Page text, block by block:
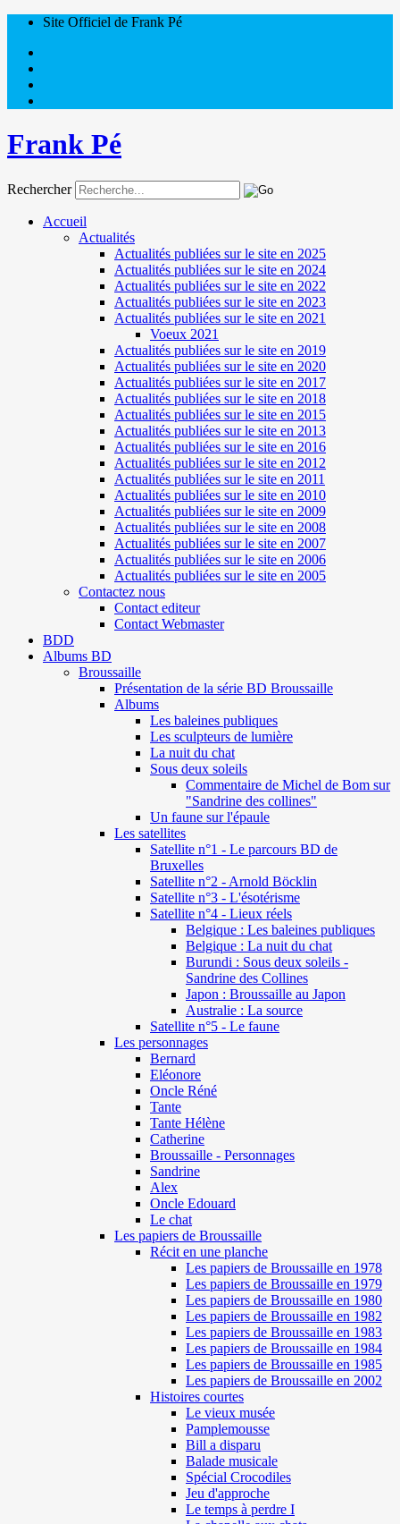
Site Officiel de Frank Pé
Frank Pé
Rechercher
Accueil
Actualités
Actualités publiées sur le site en 2025
Actualités publiées sur le site en 2024
Actualités publiées sur le site en 2022
Actualités publiées sur le site en 2023
Actualités publiées sur le site en 2021
Voeux 2021
Actualités publiées sur le site en 2019
Actualités publiées sur le site en 2020
Actualités publiées sur le site en 2017
Actualités publiées sur le site en 2018
Actualités publiées sur le site en 2015
Actualités publiées sur le site en 2013
Actualités publiées sur le site en 2016
Actualités publiées sur le site en 2012
Actualités publiées sur le site en 2011
Actualités publiées sur le site en 2010
Actualités publiées sur le site en 2009
Actualités publiées sur le site en 2008
Actualités publiées sur le site en 2007
Actualités publiées sur le site en 2006
Actualités publiées sur le site en 2005
Contactez nous
Contact editeur
Contact Webmaster
BDD
Albums BD
Broussaille
Présentation de la série BD Broussaille
Albums
Les baleines publiques
Les sculpteurs de lumière
La nuit du chat
Sous deux soleils
Commentaire de Michel de Bom sur
"Sandrine des collines"
Un faune sur l'épaule
Les satellites
Satellite n°1 - Le parcours BD de
Bruxelles
Satellite n°2 - Arnold Böcklin
Satellite n°3 - L'ésotérisme
Satellite n°4 - Lieux réels
Belgique : Les baleines publiques
Belgique : La nuit du chat
Burundi : Sous deux soleils -
Sandrine des Collines
Japon : Broussaille au Japon
Australie : La source
Satellite n°5 - Le faune
Les personnages
Bernard
Eléonore
Oncle Réné
Tante
Tante Hélène
Catherine
Broussaille - Personnages
Sandrine
Alex
Oncle Edouard
Le chat
Les papiers de Broussaille
Récit en une planche
Les papiers de Broussaille en 1978
Les papiers de Broussaille en 1979
Les papiers de Broussaille en 1980
Les papiers de Broussaille en 1982
Les papiers de Broussaille en 1983
Les papiers de Broussaille en 1984
Les papiers de Broussaille en 1985
Les papiers de Broussaille en 2002
Histoires courtes
Le vieux musée
Pamplemousse
Bill a disparu
Balade musicale
Spécial Crocodiles
Jeu d'approche
Le temps à perdre I